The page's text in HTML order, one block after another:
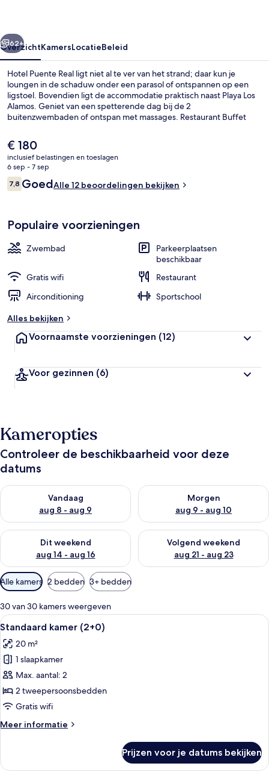
Volgende
62+
OverzichtKamersLocatieBeleid
Hotel Puente Real ligt niet al te ver van het strand; daar kun je
loungen in de schaduw onder een parasol of ontspannen op een
ligstoel. Bovendien ligt de accommodatie praktisch naast Playa Los
Alamos. Geniet van een spetterende dag bij de 2
buitenzwembaden of ontspan met massages. Restaurant Buffet
ontbijt, lunch en diner. Andere hoogtepunten zijn een nachtclub,
een gratis kinderclub en een bar aan het zwembad.
De
huidige
prijs
is
€ 180
€ 180
inclusief belastingen en toeslagen
6 sep - 7 sep
Beoordelingen
7,87,8 op 10 –
GoedAlle 12 beoordelingen bekijken
Populaire voorzieningen
Zwembad
Parkeerplaatsen
beschikbaar
Gratis wifi
Restaurant
Airconditioning
Sportschool
Alles bekijken
Voornaamste voorzieningen (12)
Voor gezinnen (6)
Kameropties
Controleer de beschikbaarheid voor deze
datums
Vandaag
aug 8 - aug 9
De beschikbaarheid controleren voor vanavond aug 8 - aug 9
Morgen
aug 9 - aug 10
De beschikbaarheid
Dit weekend
aug 14 - aug 16
De beschikbaarheid controleren voor dit weekend aug 14 -
Volgend weekend
aug 21 - aug 23
De beschikbaarheid
Beschikbare
filters
voor
kamers
Alle kamers 2 bedden 3+ bedden
30 van 30 kamers weergeven
Alle
foto's
voor
Standaard
kamer
(2+0)
laden
Een hotelkamer met een groot bed,
2
Standaard kamer (2+0)
20 m²
1 slaapkamer
Max. aantal: 2
2 tweepersoonsbedden
Gratis wifi
Meer informatie
Meer
kamer
Prijzen voor je datums bekijken